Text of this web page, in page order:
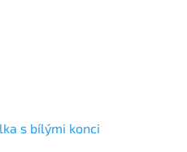
s bílými konci